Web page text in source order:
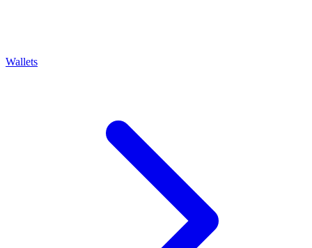
Wallets